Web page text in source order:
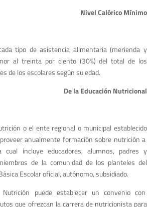
Nivel Calórico Mínimo
tipo de asistencia alimentaria (merienda y
al treinta por ciento (30%) del total de los
de los escolares según su edad.
De la Educación Nutricional
o el ente regional o municipal establecido
anualmente formación sobre nutrición a
cual incluye educadores, alumnos, padres y
de la comunidad de los planteles del
Escolar oficial, autónomo, subsidiado.
puede establecer un convenio con
que ofrezcan la carrera de nutricionista para